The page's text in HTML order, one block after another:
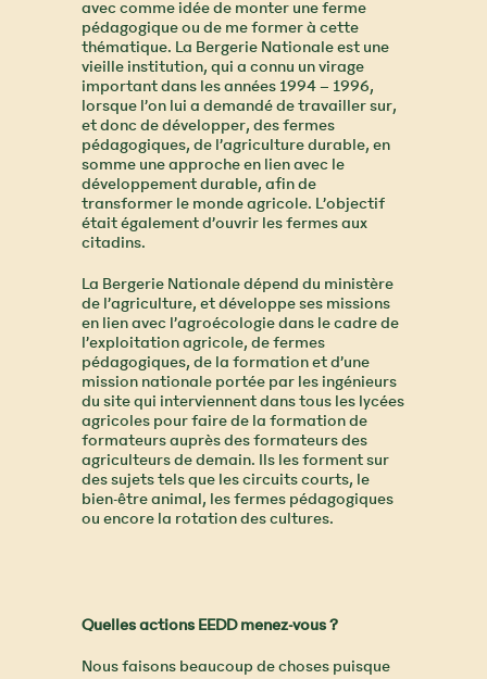
avec comme idée de monter une ferme
pédagogique ou de me former à cette
thématique. La Bergerie Nationale est une
vieille institution, qui a connu un virage
important dans les années 1994 – 1996,
lorsque l’on lui a demandé de travailler sur,
et donc de développer, des fermes
pédagogiques, de l’agriculture durable, en
somme une approche en lien avec le
développement durable, afin de
transformer le monde agricole. L’objectif
était également d’ouvrir les fermes aux
citadins.
La Bergerie Nationale dépend du ministère
de l’agriculture, et développe ses missions
en lien avec l’agroécologie dans le cadre de
l’exploitation agricole, de fermes
pédagogiques, de la formation et d’une
mission nationale portée par les ingénieurs
du site qui interviennent dans tous les lycées
agricoles pour faire de la formation de
formateurs auprès des formateurs des
agriculteurs de demain. Ils les forment sur
des sujets tels que les circuits courts, le
bien-être animal, les fermes pédagogiques
ou encore la rotation des cultures.
Quelles actions EEDD menez-vous ?
Nous faisons beaucoup de choses puisque